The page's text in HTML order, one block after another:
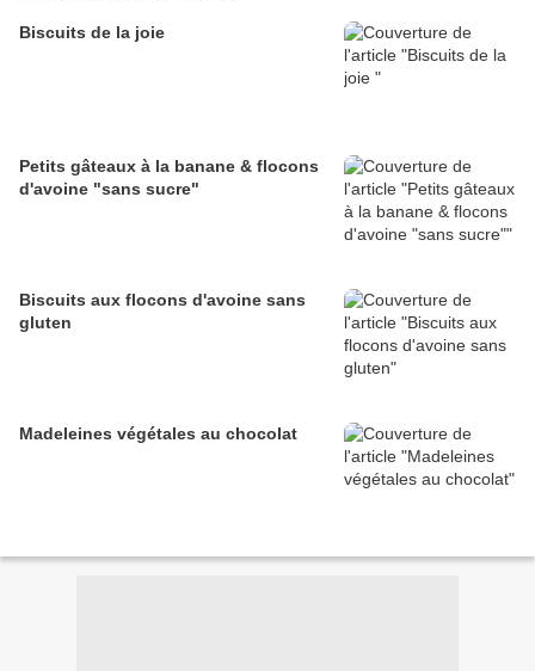
Biscuits de la joie
Petits gâteaux à la banane & flocons
d'avoine "sans sucre"
Biscuits aux flocons d'avoine sans
gluten
Madeleines végétales au chocolat